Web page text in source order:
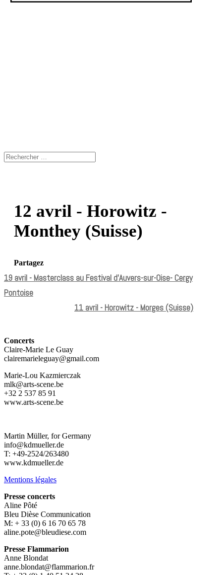
12 avril - Horowitz -
Monthey (Suisse)
Partagez
19 avril - Masterclass au Festival d’Auvers-sur-Oise- Cergy
Pontoise
11 avril - Horowitz - Morges (Suisse)
Concerts
Claire-Marie Le Guay
clairemarieleguay@gmail.com
Marie-Lou Kazmierczak
mlk@arts-scene.be
+32 2 537 85 91
www.arts-scene.be
Martin Müller, for Germany
info@kdmueller.de
T: +49-2524/263480
www.kdmueller.de
Mentions légales
Presse concerts
Aline Pôté
Bleu Dièse Communication
M: + 33 (0) 6 16 70 65 78
aline.pote@bleudiese.com
Presse Flammarion
Anne Blondat
anne.blondat@flammarion.fr